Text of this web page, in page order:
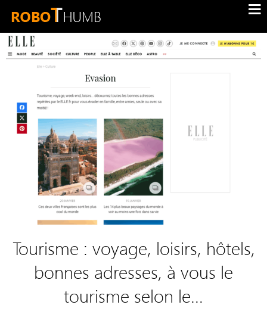
Tourisme : voyage, loisirs, hôtels,
bonnes adresses, à vous le
tourisme selon le...